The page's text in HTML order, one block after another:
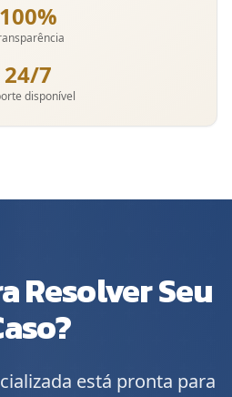
100%
24/7
disponível
Resolver Seu
está pronta para